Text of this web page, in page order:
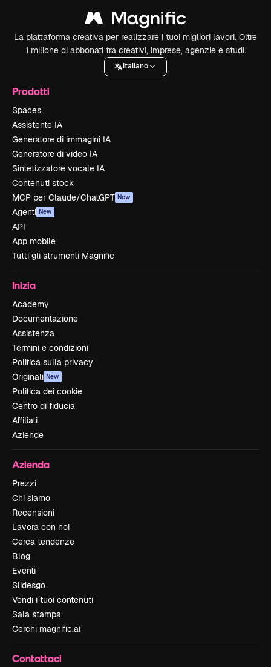
La piattaforma creativa per realizzare i tuoi migliori lavori. Oltre
1 milione di abbonati tra creativi, imprese, agenzie e studi.
Italiano
Prodotti
Spaces
Assistente IA
Generatore di immagini IA
Generatore di video IA
Sintetizzatore vocale IA
Contenuti stock
MCP per Claude/ChatGPT New
Agenti New
API
App mobile
Tutti gli strumenti Magnific
Inizia
Academy
Documentazione
Assistenza
Termini e condizioni
Politica sulla privacy
Originali New
Politica dei cookie
Centro di fiducia
Affiliati
Aziende
Azienda
Prezzi
Chi siamo
Recensioni
Lavora con noi
Cerca tendenze
Blog
Eventi
Slidesgo
Vendi i tuoi contenuti
Sala stampa
Cerchi magnific.ai
Contattaci